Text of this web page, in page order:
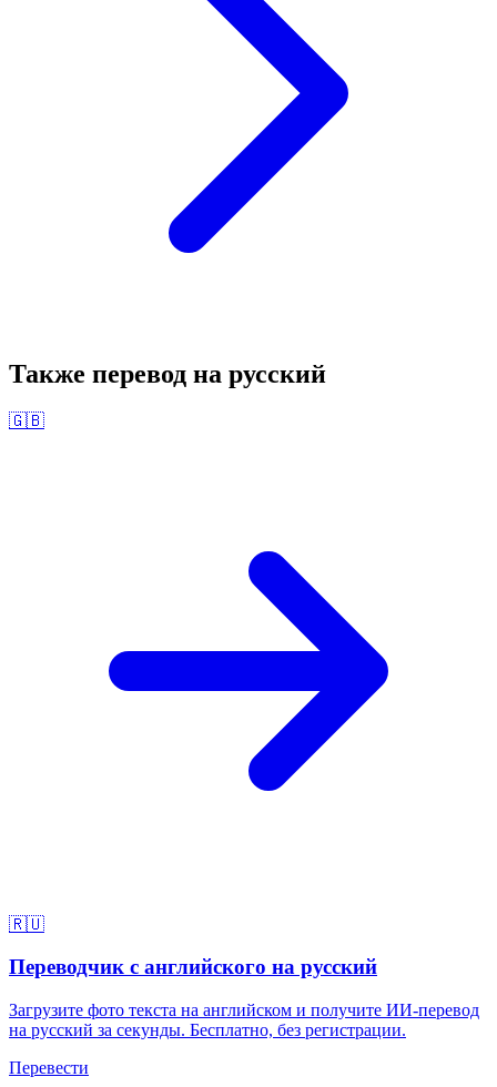
Также перевод на русский
🇬🇧
🇷🇺
Переводчик с английского на русский
Загрузите фото текста на английском и получите ИИ-перевод
на русский за секунды. Бесплатно, без регистрации.
Перевести